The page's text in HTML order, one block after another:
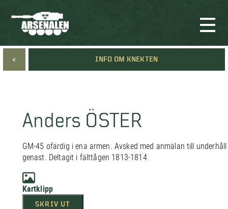
< INFO OM KNEKTEN
Anders ÖSTER
GM-45 ofärdig i ena armen. Avsked med anmälan till underhåll
genast. Deltagit i fälttågen 1813-1814.
Kartklipp
SKRIV UT